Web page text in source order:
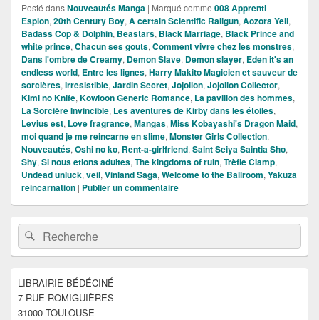
Posté dansNouveautés Manga | Marqué comme 008 Apprenti
Espion, 20th Century Boy, A certain Scientific Railgun, Aozora Yell,
Badass Cop & Dolphin, Beastars, Black Marriage, Black Prince and
white prince, Chacun ses gouts, Comment vivre chez les monstres,
Dans l'ombre de Creamy, Demon Slave, Demon slayer, Eden it's an
endless world, Entre les lignes, Harry Makito Magicien et sauveur de
sorcières, Irresistible, Jardin Secret, Jojolion, Jojolion Collector,
Kimi no Knife, Kowloon Generic Romance, La pavillon des hommes,
La Sorcière Invincible, Les aventures de Kirby dans les étoiles,
Levius est, Love fragrance, Mangas, Miss Kobayashi's Dragon Maid,
moi quand je me reincarne en slime, Monster Girls Collection,
Nouveautés, Oshi no ko, Rent-a-girlfriend, Saint Seiya Saintia Sho,
Shy, Si nous etions adultes, The kingdoms of ruin, Trèfle Clamp,
Undead unluck, veil, Vinland Saga, Welcome to the Ballroom, Yakuza
reincarnation | Publier un commentaire
Zone
principale
de
widget
barre
latérale
Recherche :Rechercher
LIBRAIRIE BÉDÉCINÉ
7 RUE ROMIGUIÈRES
31000 TOULOUSE